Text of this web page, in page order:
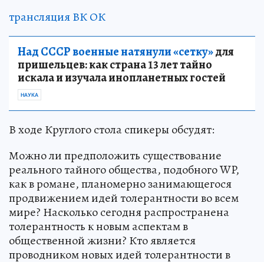
трансляцияВКОК
Над СССР военные натянули «сетку»для
пришельцев: как страна 13 лет тайно
искала и изучала инопланетных гостей
НАУКА
В ходе Круглого стола спикеры обсудят:
Можно ли предположить существование
реального тайного общества, подобного WP,
как в романе, планомерно занимающегося
продвижением идей толерантности во всем
мире? Насколько сегодня распространена
толерантность к новым аспектам в
общественной жизни? Кто является
проводником новых идей толерантности в